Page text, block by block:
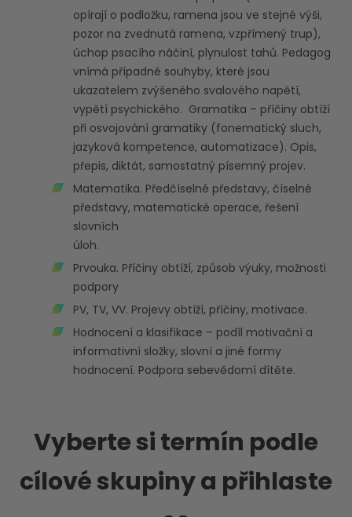
opírají o podložku, ramena jsou ve stejné výši,
pozor na zvednutá ramena, vzpřímený trup),
úchop psacího náčiní, plynulost tahů. Pedagog
vnímá případné souhyby, které jsou
ukazatelem zvýšeného svalového napětí,
vypětí psychického. Gramatika – příčiny obtíží
při osvojování gramatiky (fonematický sluch,
jazyková kompetence, automatizace). Opis,
přepis, diktát, samostatný písemný projev.
Matematika. Předčíselné představy, číselné
představy, matematické operace, řešení
slovních
Prvouka. Příčiny obtíží, způsob výuky, možnosti
podpory
PV, TV, VV. Projevy obtíží, příčiny, motivace.
Hodnocení a klasifikace – podíl motivační a
informativní složky, slovní a jiné formy
hodnocení. Podpora sebevědomí dítěte.
Vyberte si termín podle
cílové skupiny a přihlaste